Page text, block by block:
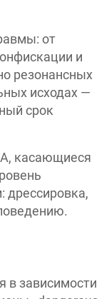
от
и
резонансных
исходах —
срок
касающиеся
дрессировка,
в зависимости